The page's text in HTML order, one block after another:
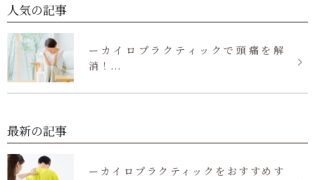
人気の記事
ーカイロプラクティックで頭痛を解
消！...
最新の記事
ーカイロプラクティックをおすすめす